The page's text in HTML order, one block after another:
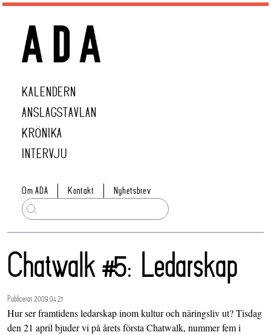
KALENDERN
ANSLAGSTAVLAN
KRÖNIKA
INTERVJU
Om ADA Kontakt Nyhetsbrev
Chatwalk #5: Ledarskap
Publicerat 2009.04.21
Hur ser framtidens ledarskap inom kultur och näringsliv ut? Tisdag
den 21 april bjuder vi på årets första Chatwalk, nummer fem i